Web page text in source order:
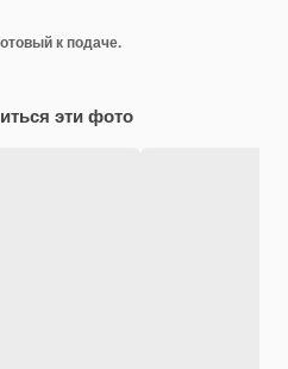
к подаче.
эти фото